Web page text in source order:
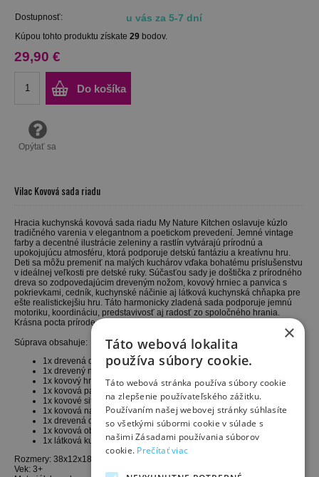
Dostupnosť: u vás za 5-7 dní
Kúpou tohto produktu získate 29 bodov.
29,90 €
Do košíka
Opýtať sa
Vilac Kovová sada riadu
Hracia kuchynská kovová sada riadu My Nature Kitchen oslavuje kúzlo
tradičného varenia v elegantnom a poetickom prevedení. Jemné vintage
farby a decentné ilustrácie zeleniny a rastlín vytvárajú prírodnú a
upokojujúcu atmosféru, ktorá podporuje detskú fantáziu a kreatívnu hru.
Deti sa môžu premeniť na malých kuchárov vďaka bohatému príslušenstvu
v ideálnej veľkosti pre detské ruky. Súčasťou sady je doštička z prírodného
dreva so zodpovedajúcim dreveným nožom, kovový hrniec a panvica s
pokrievkami, cedník, kuchynské náčinie aj látková kuchynská chňapka pre
ešte realistickejšiu hru. Táto harmonicky zladená sada podporuje jemnú
motoriku, koordináciu, predstavivosť aj radosť zo spoločného hrania.
Krásna pocta prírode, kreativite a kúzlu každodenných predmetov.
Súprava obsahuje:
1x drevená doštička
1x drevený nôž
1x kovový hrniec s pokrievkou
1x kovová panvica s pokrievkou
1x kovové sitko
1x kovová naberačka
1x drevená obracačka
1x kovová obracačka
1x látková kuchynská chňapka
Rozmery: 38x12x18 cm
Vek: 3+
×
Táto webová lokalita
používa súbory cookie.
Táto webová stránka používa súbory cookie
na zlepšenie používateľského zážitku.
Používaním našej webovej stránky súhlasíte
so všetkými súbormi cookie v súlade s
našimi Zásadami používania súborov
cookie. Prečítať viac